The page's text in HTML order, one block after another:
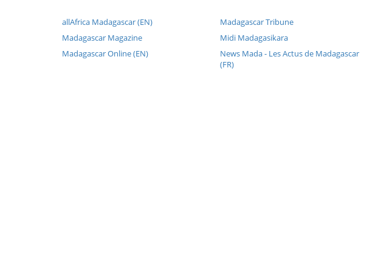
allAfrica Madagascar (EN)
Madagascar Magazine
Madagascar Online (EN)
Madagascar Tribune
Midi Madagasikara
News Mada - Les Actus de Madagascar
(FR)